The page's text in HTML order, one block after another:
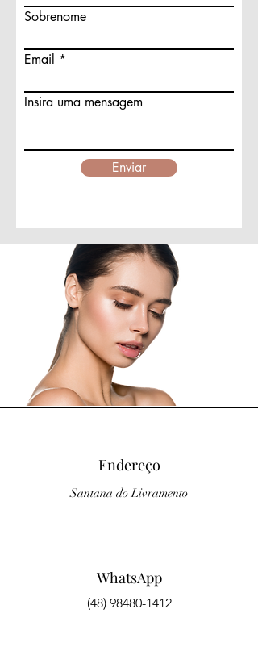
Sobrenome
Email
Insira uma mensagem
Enviar
Endereço
Santana do Livramento
WhatsApp
(48) 98480-1412